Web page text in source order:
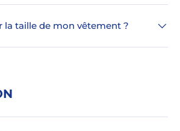
taille de mon vêtement ?